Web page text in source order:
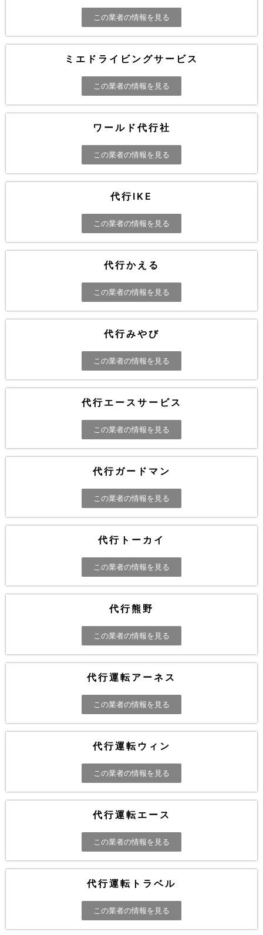
この業者の情報を見る
ミエドライビングサービス
この業者の情報を見る
ワールド代行社
この業者の情報を見る
代行IKE
この業者の情報を見る
代行かえる
この業者の情報を見る
代行みやび
この業者の情報を見る
代行エースサービス
この業者の情報を見る
代行ガードマン
この業者の情報を見る
代行トーカイ
この業者の情報を見る
代行熊野
この業者の情報を見る
代行運転アーネス
この業者の情報を見る
代行運転ウィン
この業者の情報を見る
代行運転エース
この業者の情報を見る
代行運転トラベル
この業者の情報を見る